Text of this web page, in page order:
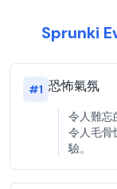
Sprunki
#1 恐怖氣氛
令人難忘
令人毛骨
驗。